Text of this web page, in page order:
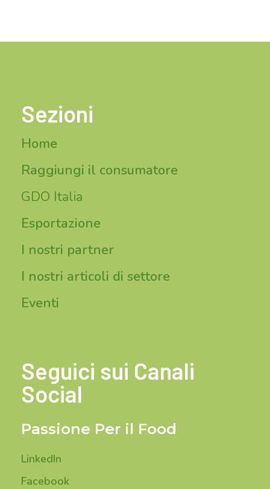
Sezioni
Home
Raggiungi il consumatore
GDO Italia
Esportazione
I nostri partner
I nostri articoli di settore
Eventi
Seguici sui Canali
Social
Passione Per il Food
LinkedIn
Facebook